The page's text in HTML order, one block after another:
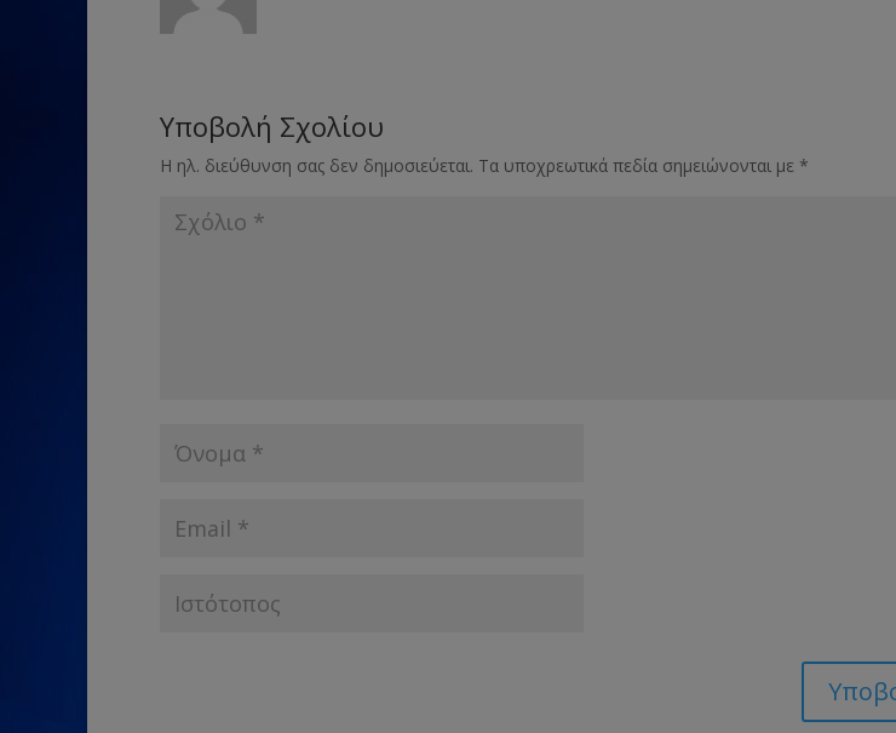
Υποβολή Σχολίου
Η ηλ. διεύθυνση σας δεν δημοσιεύεται. Τα υποχρεωτικά πεδία σημειώνονται με *